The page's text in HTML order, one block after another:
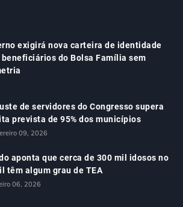
exigirá nova carteira de identidade
beneficiários do Bolsa Família sem
de servidores do Congresso supera
prevista de 95% dos municípios
09, 2026
aponta que cerca de 300 mil idosos no
têm algum grau de TEA
06, 2026